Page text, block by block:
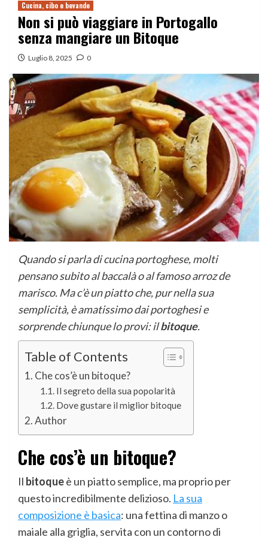
Cucina, cibo e bevande
Non si può viaggiare in Portogallo
senza mangiare un Bitoque
Luglio 8, 2025 0
Quando si parla di cucina portoghese, molti
pensano subito al baccalà o al famoso arroz de
marisco. Ma c’è un piatto che, pur nella sua
semplicità, è amatissimo dai portoghesi e
sorprende chiunque lo provi: ilbitoque.
Table of Contents
Che cos’è un bitoque?
Il segreto della sua popolarità
Dove gustare il miglior bitoque
Author
Che cos’è un bitoque?
Il bitoqueè un piatto semplice, ma proprio per
questo incredibilmente delizioso. La sua
composizione è basica: una fettina di manzo o
maiale alla griglia, servita con un contorno di